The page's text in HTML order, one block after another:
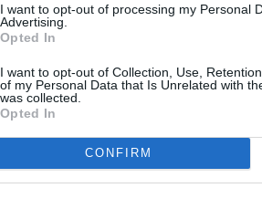
I want to opt-out of processing my Personal
Advertising.
Opted In
I want to opt-out of Collection, Use,
of my Personal Data that Is Unrelated with
was collected.
Opted In
CONFIRM